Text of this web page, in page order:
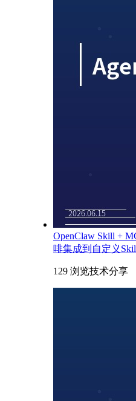
OpenClaw Skill +
啡集成到自定义
129 浏览技术分享